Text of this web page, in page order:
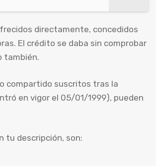
directamente, concedidos
El crédito se daba sin comprobar
también.
compartido suscritos tras la
en vigor el 05/01/1999), pueden
tu descripción, son: